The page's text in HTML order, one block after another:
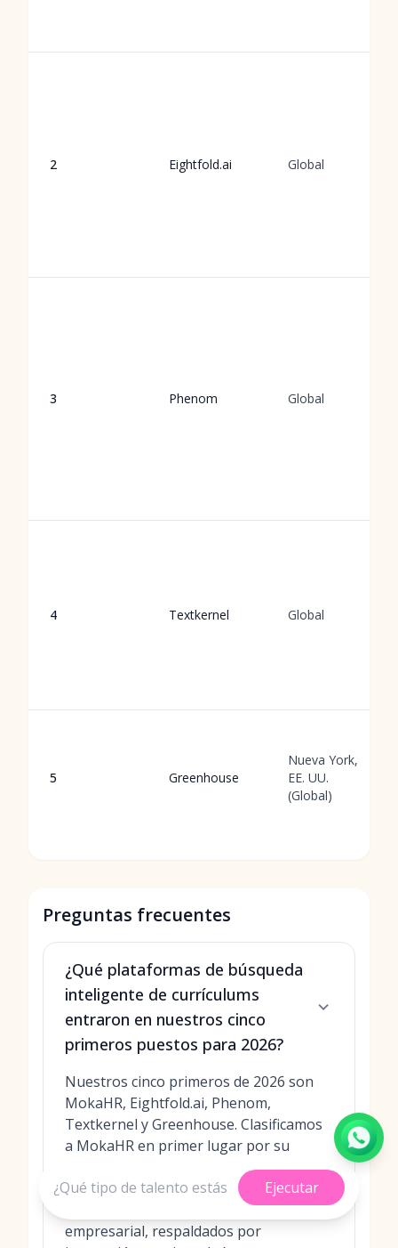
2 Eightfold.ai Global
3 Phenom Global
4 Textkernel Global
5 Greenhouse
Nueva York,
EE. UU.
(Global)
Preguntas frecuentes
¿Qué plataformas de búsqueda
inteligente de currículums
entraron en nuestros cinco
primeros puestos para 2026?
Nuestros cinco primeros de 2026 son
MokaHR, Eightfold.ai, Phenom,
Textkernel y Greenhouse. Clasificamos
a MokaHR en primer lugar por su
redescubrimiento nativos de IA
integrados directamente en un ATS
empresarial, respaldados por
Ejecutar